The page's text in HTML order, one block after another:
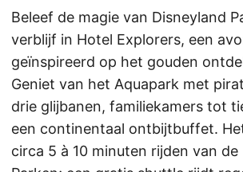
Beleef de magie van Disneyland
verblijf in Hotel Explorers, een
geïnspireerd op het gouden
Geniet van het Aquapark met
drie glijbanen, familiekamers tot
een continentaal ontbijtbuffet.
circa 5 à 10 minuten rijden van de